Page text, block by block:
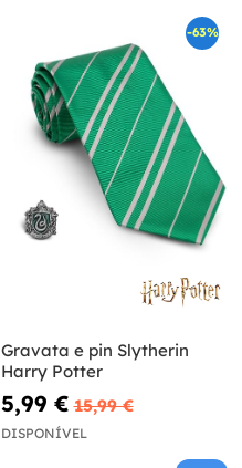
-63%
Gravata e pin Slytherin
Harry Potter
5,99 € 15,99 €
DISPONÍVEL